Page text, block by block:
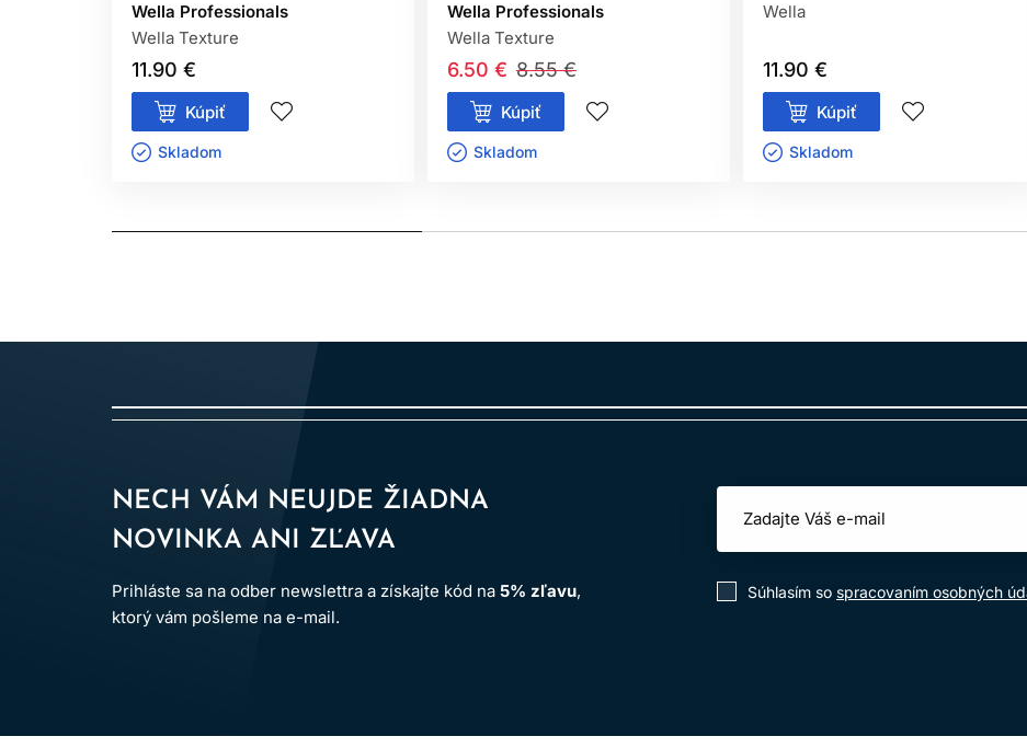
Wella Professionals
Wella Texture
11.90 €
Kúpiť
Skladom ㅤ
Wella Professionals
Wella Texture
8.55 €
6.50 €
Kúpiť
Skladom ㅤ
Wella
11.90 €
Kúpiť
Skladom ㅤ
NECH VÁM NEUJDE ŽIADNA
NOVINKA ANI ZĽAVA
Prihláste sa na odber newslettra a získajte kód na 5% zľavu,
ktorý vám pošleme na e-mail.
Súhlasím so spracovaním osobných